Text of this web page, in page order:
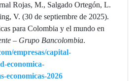
Rojas, M., Salgado Ortegón, L.
V. (30 de septiembre de 2025).
para Colombia y el mundo en
– Grupo Bancolombia.
empresas/capital-
economica-
economicas-2026